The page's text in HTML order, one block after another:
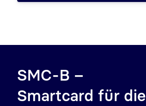
SMC-B –
Smartcard für die